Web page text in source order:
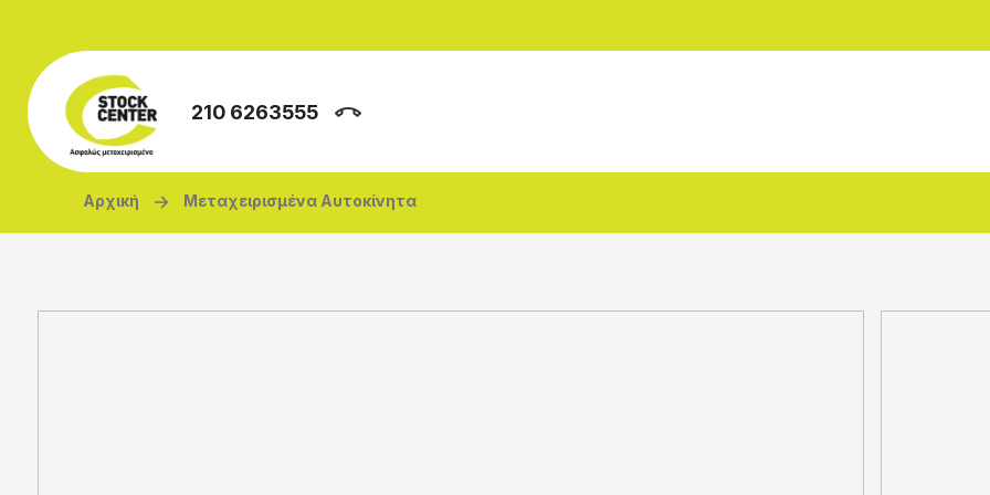
210 6263555
Breadcrumb
Αρχική Μεταχειρισμένα Αυτοκίνητα